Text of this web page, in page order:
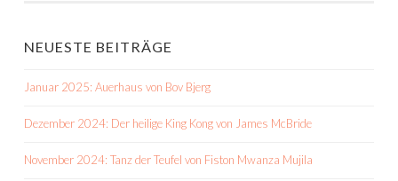
NEUESTE BEITRÄGE
Januar 2025: Auerhaus von Bov Bjerg
Dezember 2024: Der heilige King Kong von James McBride
November 2024: Tanz der Teufel von Fiston Mwanza Mujila